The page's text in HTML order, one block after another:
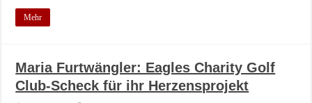
Mehr
Maria Furtwängler: Eagles Charity Golf
Club-Scheck für ihr Herzensprojekt